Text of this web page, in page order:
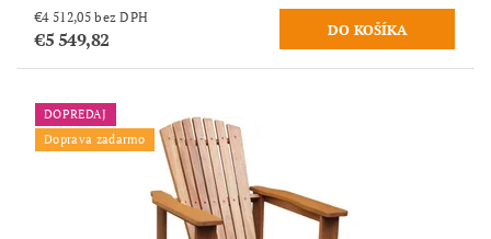
€4 512,05 bez DPH
€5 549,82
DOPREDAJ
Doprava zadarmo